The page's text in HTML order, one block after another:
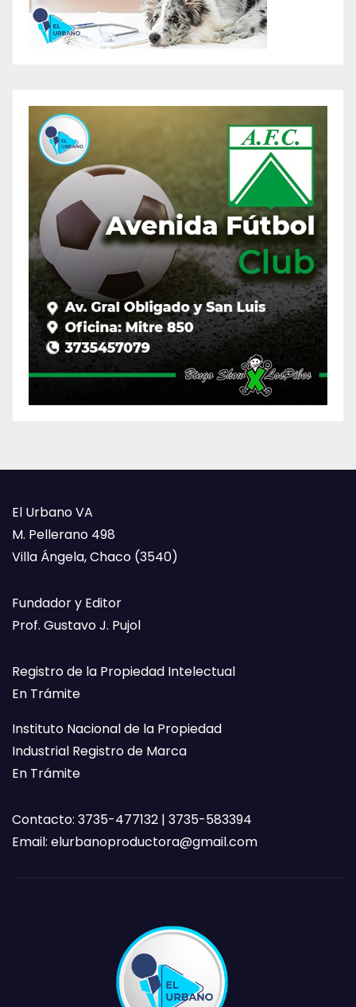
El Urbano VA
M. Pellerano 498
Villa Ángela, Chaco (3540)
Fundador y Editor
Prof. Gustavo J. Pujol
Registro de la Propiedad Intelectual
En Trámite
Instituto Nacional de la Propiedad
Industrial Registro de Marca
En Trámite
Contacto: 3735-477132 | 3735-583394
Email: elurbanoproductora@gmail.com